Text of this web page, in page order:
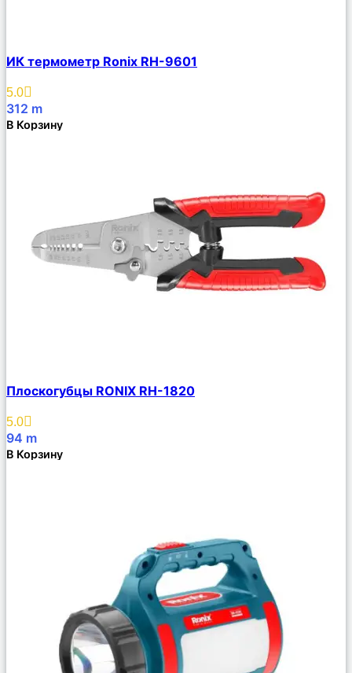
Описание
Избранное
ИК термометр Ronix RH-9601
5.0
312 m
В Корзину
Описание
Избранное
Плоскогубцы RONIX RH-1820
5.0
94 m
В Корзину